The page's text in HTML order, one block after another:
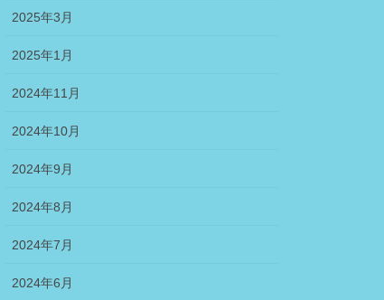
2025年3月
2025年1月
2024年11月
2024年10月
2024年9月
2024年8月
2024年7月
2024年6月